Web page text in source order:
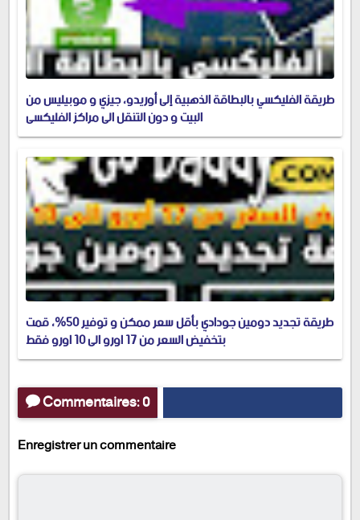
طريقة الفليكسي بالبطاقة الذهبية إلى أوريدو، جيزي و موبيليس من
البيت و دون التنقل الى مراكز الفليكسي
طريقة تجديد دومين جودادي بأقل سعر ممكن و توفير 50%، قمت
بتخفيض السعر من 17 اورو الى 10 اورو فقط
Commentaires: 0
Enregistrer un commentaire